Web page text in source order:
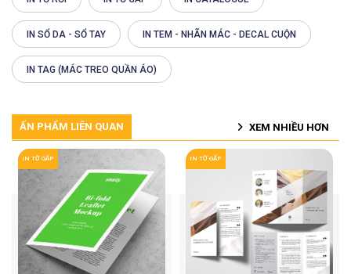
IN SỔ DA - SỔ TAY IN TEM - NHÃN MÁC - DECAL CUỘN
IN TAG (MÁC TREO QUẦN ÁO)
ẤN PHẨM LIÊN QUAN XEM NHIỀU HƠN
IN TỜ GẤP IN TỜ GẤP